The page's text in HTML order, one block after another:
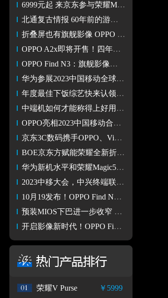
6999元起 来京东参与荣耀Magic Vs2折叠屏手机预售可享12期免息
北通复古情报 60年前的游戏手柄鼻祖有多重
折叠屏也有旗舰影像 OPPO Find N3或搭载索尼双层晶体管像素技术
OPPO A2x即将开售！四年耐用大电池+超大内存，长久使用更无忧
OPPO Find N3：旗舰影像不妥协，高动态光照环境下的新标杆
华为参展2023中国移动全球合作伙伴大会 迎来全场景智慧生活
年度最佳下饭综艺快来认领，一同围观千年美馔的复刻
中端机如何才能称得上好用 OPPO A2x给你答案
OPPO亮相2023中国移动合作伙伴大会，以数实共生引领科技未来
京东3C数码携手OPPO、Vidda等品牌 与商家伙伴共创增长未来
BOE京东方赋能荣耀全新折叠旗舰荣耀Magic Vs2及荣耀手表4 Pro
华为新机水平和荣耀Magic5 Pro近似，应为旗舰系列产品
2023中移大会，中兴终端联合秀出创新科技产品
10月19发布！OPPO Find N3不止独立安全芯片，影像迎来强劲体验
预装MIOS下巴进一步收窄 小米14系列发布会或在10月27日举行
开启影像新时代！OPPO Find N3定档10月19日 变革折叠屏旗舰标准
￥5999
荣耀V Purse